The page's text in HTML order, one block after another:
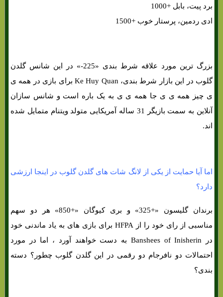
برد پیت، بابل +1000
ادی ردمین، پرستار خوب +1500
بزرگ ترین مورد علاقه شرط بندی «225-» در این شانس گلدن
گلوب در این بازار شرط بندی، Ke Huy Quan برای بازی در همه ی
ی چیز همه ی ی جا همه ی ی به یک باره است و شانس سازان
آنلاین به سمت بازیگر 31 ساله آمریکایی متولد ویتنام متمایل شده
اند.
اما آیا حمایت از یکی از لانگ شات های گلدن گلوب در اینجا ارزشی
دارد؟
برندان گلیسون «+325» و بری کیوگان «+850» هر دو سهم
مناسبی از رای خود را از HFPA برای بازی های‌ به یاد ماندنی خود
در Banshees of Inisherin به دست خواهند آورد ، اما در مورد
احتمالات دو نافرجام دو رقمی در این گلدن گلوب چطور؟ دسته
بندی؟